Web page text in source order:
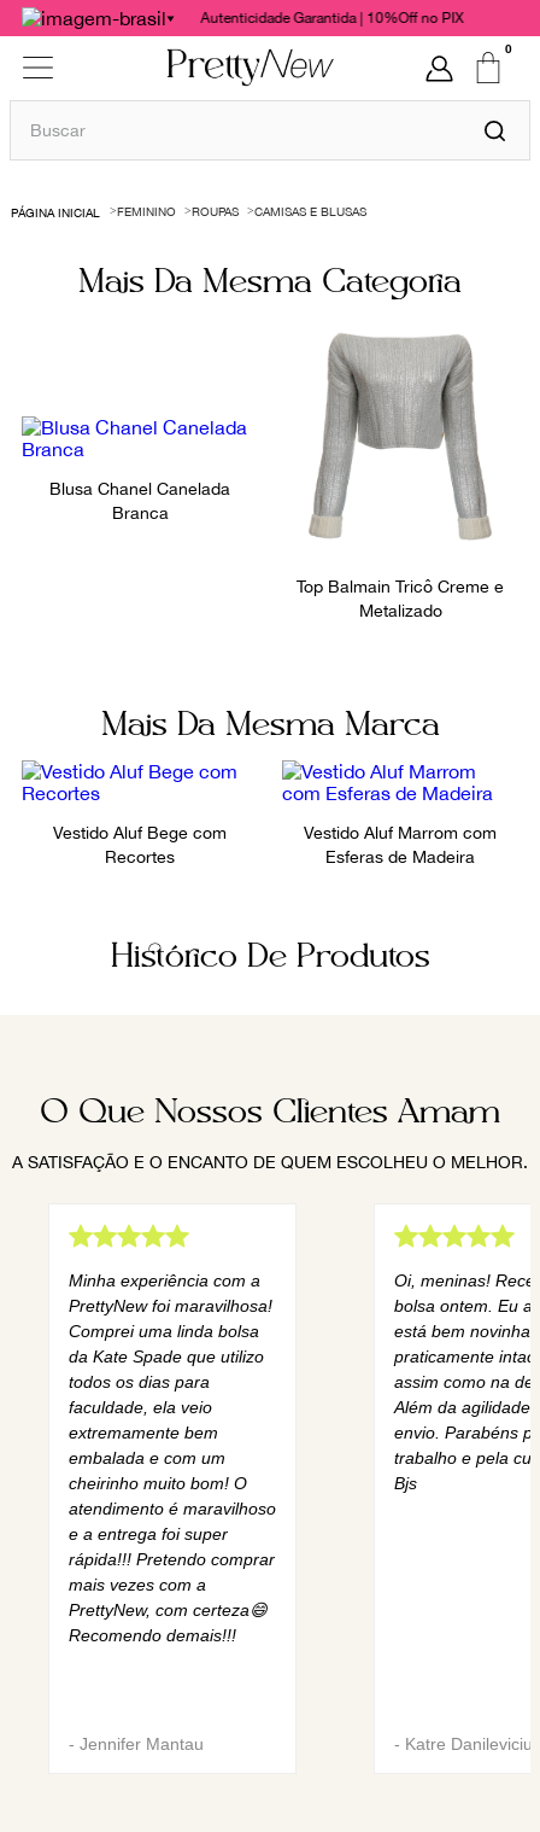
Autenticidade Garantida | 10%Off no PIX
0
Buscar
FEMININO ROUPAS CAMISAS E BLUSAS
Mais Da Mesma Categoria
Blusa Chanel Canelada
Branca
Top Balmain Tricô Creme e
Metalizado
Mais Da Mesma Marca
Vestido Aluf Bege com
Recortes
Vestido Aluf Marrom com
Esferas de Madeira
Histórico De Produtos
O Que Nossos Clientes Amam
A SATISFAÇÃO E O ENCANTO DE QUEM ESCOLHEU O MELHOR.
Minha experiência com a
PrettyNew foi maravilhosa!
Comprei uma linda bolsa
da Kate Spade que utilizo
todos os dias para
faculdade, ela veio
extremamente bem
embalada e com um
cheirinho muito bom! O
atendimento é maravilhoso
e a entrega foi super
rápida!!! Pretendo comprar
mais vezes com a
PrettyNew, com certeza😄
Recomendo demais!!!
- Jennifer Mantau
Oi, meninas!
bolsa ontem. Eu
está bem novinha,
praticamente
assim como na
Além da agilidade
envio. Parabéns
trabalho e pela
Bjs
- Katre Danilevicius
1º
bolsas
cris barros
6º
valentino
burberry